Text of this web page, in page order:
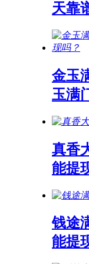
天靠
金玉
玉满
真香
能提
钱途
能提